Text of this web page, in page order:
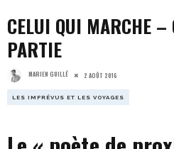
CELUI QUI MARCHE –
PARTIE
MARIEN GUILLÉ 2 AOÛT 2016
LES IMPRÉVUS ET LES VOYAGES